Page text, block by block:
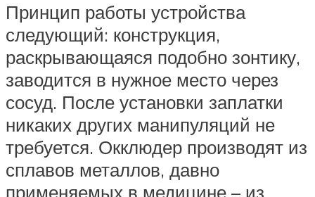
Принцип работы устройства
следующий: конструкция,
раскрывающаяся подобно зонтику,
заводится в нужное место через
сосуд. После установки заплатки
никаких других манипуляций не
требуется. Окклюдер производят из
сплавов металлов, давно
применяемых в медицине – из